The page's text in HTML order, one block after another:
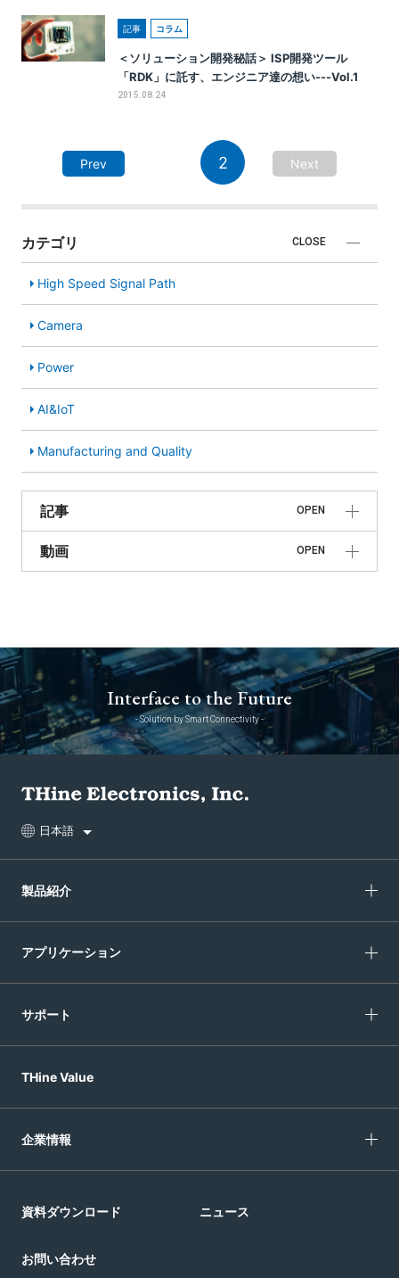
記事 コラム
＜ソリューション開発秘話＞ ISP開発ツール
「RDK」に託す、エンジニア達の想い---Vol.1
2015.08.24
Prev 2 Next
カテゴリ CLOSE
High Speed Signal Path
Camera
Power
AI&IoT
Manufacturing and Quality
記事 OPEN
動画 OPEN
Interface to the Future
- Solution by Smart Connectivity -
日本語
製品紹介
アプリケーション
サポート
THine Value
企業情報
資料ダウンロード ニュース
お問い合わせ